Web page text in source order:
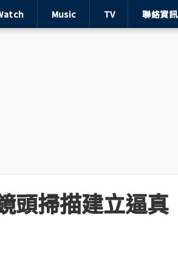
Music TV 聯絡資訊
頭掃描建立逼真